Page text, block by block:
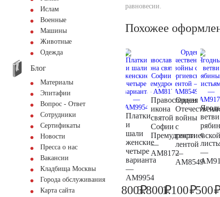
Ислам
Военные
Машины
Животные
Одежда
Блог
Материалы
Эпитафии
Вопрос - Ответ
Сотрудники
Сертификаты
Новости
Пресса о нас
Вакансии
Кладбища Москвы
Города обслуживания
Карта сайта
равновесии.
Похожее
Платки
и
шали
женские
четыре
варианта
—
AM9954
800
800₽
Православная
икона
святой
Софии
Премудрости
—
AM8172
4.000
3.800₽
Орден
войны
с
лентой
—
AM8549
1.200
1.100₽
ветви
с
—
500